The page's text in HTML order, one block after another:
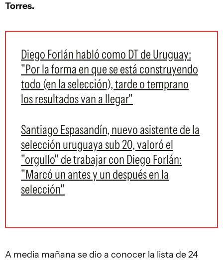
Torres.
Diego Forlán habló como DT de Uruguay:
"Por la forma en que se está construyendo
todo (en la selección), tarde o temprano
los resultados van a llegar"
Santiago Espasandín, nuevo asistente de la
selección uruguaya sub 20, valoró el
"orgullo" de trabajar con Diego Forlán:
"Marcó un antes y un después en la
selección"
A media mañana se dio a conocer la lista de 24